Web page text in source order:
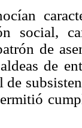
social,
de
de
de